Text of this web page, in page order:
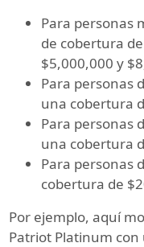
Para personas
de cobertura
$5,000,000 y
Para personas
una cobertura
Para personas
una cobertura
Para personas
cobertura de
Por ejemplo, aquí
Patriot Platinum